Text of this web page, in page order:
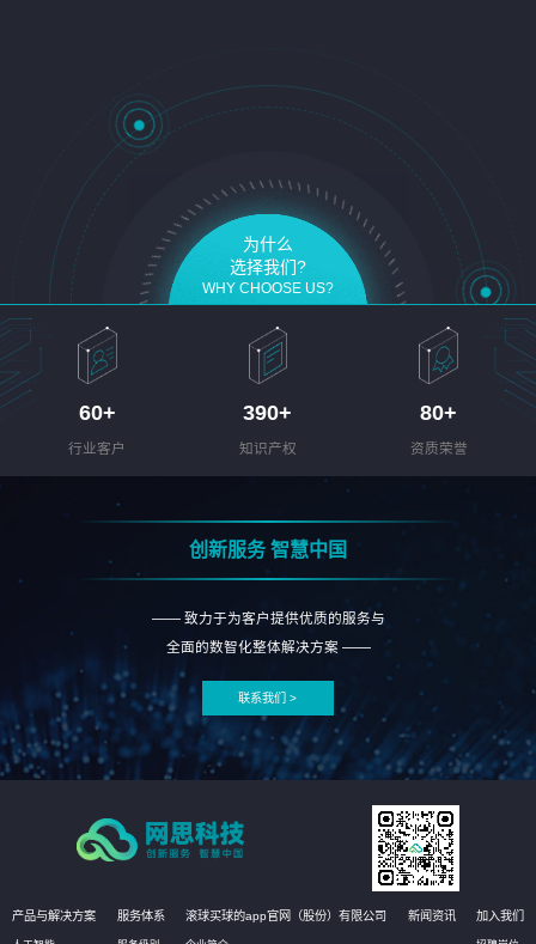
为什么
选择我们?
WHY CHOOSE US?
60+
行业客户
390+
知识产权
80+
资质荣誉
创新服务 智慧中国
—— 致力于为客户提供优质的服务与
全面的数智化整体解决方案 ——
联系我们 >
产品与解决方案 服务体系 滚球买球的app官网（股份）有限公司 新闻资讯 加入我们